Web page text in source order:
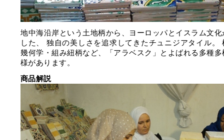
地中海沿岸という土地柄から、ヨーロッパとイスラム文
した、 独自の美しさを追求してきたチュニジアタイル。
幾何学・組み紐柄など、「アラベスク」とよばれる多種
様があります。
商品解説